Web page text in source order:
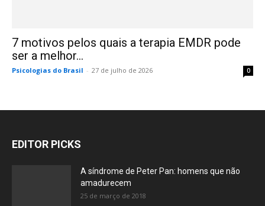
7 motivos pelos quais a terapia EMDR pode
ser a melhor...
Psicologias do Brasil - 27 de julho de 2026 0
EDITOR PICKS
A síndrome de Peter Pan: homens que não
amadurecem
25 de março de 2018